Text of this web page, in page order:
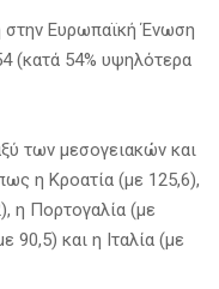
στην Ευρωπαϊκή Ένωση
(κατά 54% υψηλότερα
των μεσογειακών και
η Κροατία (με 125,6),
η Πορτογαλία (με
90,5) και η Ιταλία (με